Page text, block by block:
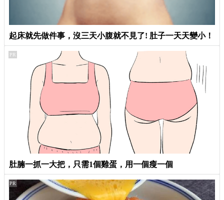
起床就先做件事，沒三天小腹就不見了! 肚子一天天變小！
肚腩一抓一大把，只需1個雞蛋，用一個瘦一個
PR
PR